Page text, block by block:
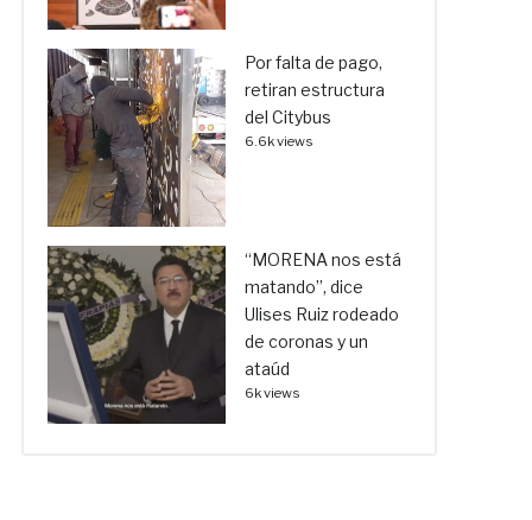
Por falta de pago,
retiran estructura
del Citybus
6.6k views
“MORENA nos está
matando”, dice
Ulises Ruiz rodeado
de coronas y un
ataúd
6k views